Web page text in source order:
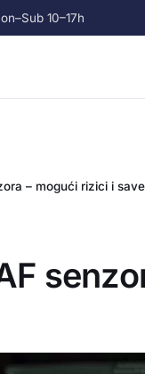
10–17h
– mogući rizici i